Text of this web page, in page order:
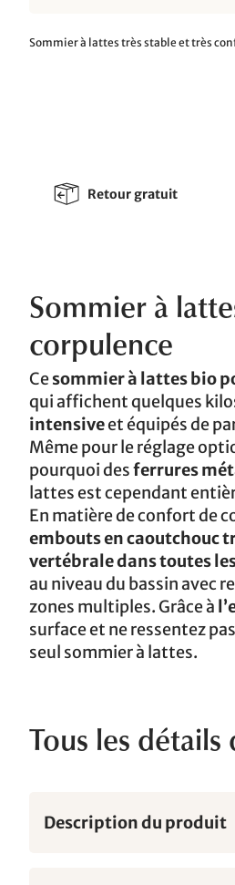
Sommier à lattes très stable et très
Retour gratuit
Sommier à
corpulence
Cesommier à lattes bio
qui affichent quelques
intensiveet équipés de
Même pour le réglage
pourquoi desferrures
lattes est cependant
En matière de confort de
embouts en caoutchouc
vertébrale dans toutes
au niveau du bassin avec
zones multiples. Grâce à
surface et ne ressentez
seul sommier à lattes.
Tous les
Description du produit